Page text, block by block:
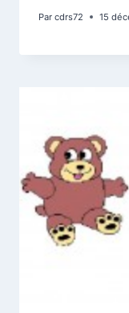
Par cdrs72 15